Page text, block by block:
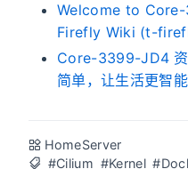
Welcome to
Firefly Wiki (t-
Core-3399-JD4
简单，让生活更智
HomeServer
#Cilium #Kernel